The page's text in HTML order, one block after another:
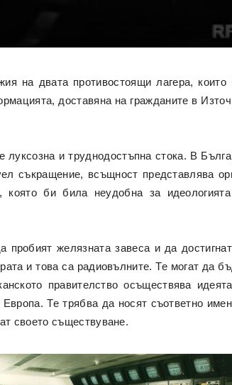
на двата противостоящи лагера, които
доставяна на гражданите в
луксозна и труднодостъпна стока. В
съкращение, всъщност представлява
би била неудобна за
пробият желязната завеса и да
и това са радиовълните. Те могат да
правителство осъществява
Те трябва да носят съответно
своето съществуване.